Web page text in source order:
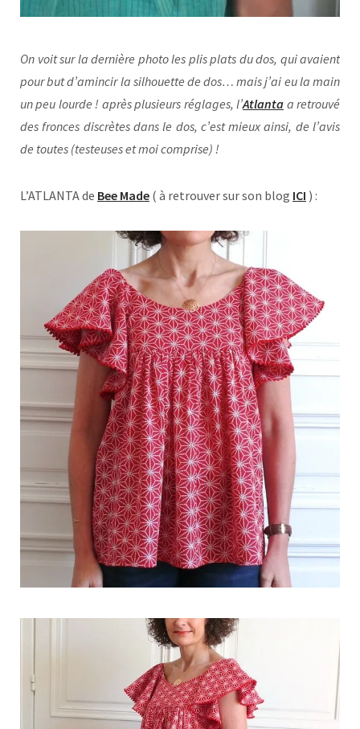
On voit sur la dernière photo les plis plats du dos, qui avaient
pour but d’amincir la silhouette de dos… mais j’ai eu la main
un peu lourde ! après plusieurs réglages, l’Atlanta a retrouvé
des fronces discrètes dans le dos, c’est mieux ainsi, de l’avis
de toutes (testeuses et moi comprise) !
L’ATLANTA de Bee Made ( à retrouver sur son blog ICI ) :